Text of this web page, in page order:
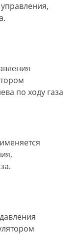
по ходу газа